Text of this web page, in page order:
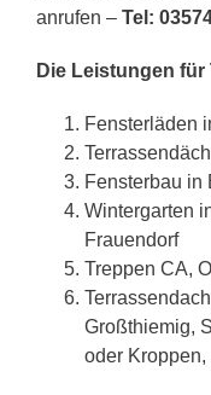
anrufen – Tel:
Die Leistungen
Fensterläden
Fensterbau in
Wintergarten
Frauendorf
Treppen CA,
Großthiemig,
oder